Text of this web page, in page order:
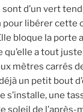
d’un vert
pour libérer cette
bloque la porte
qu’elle a tout
mètres carrés
un petit bout
s’installe, une
soleil de l’après-